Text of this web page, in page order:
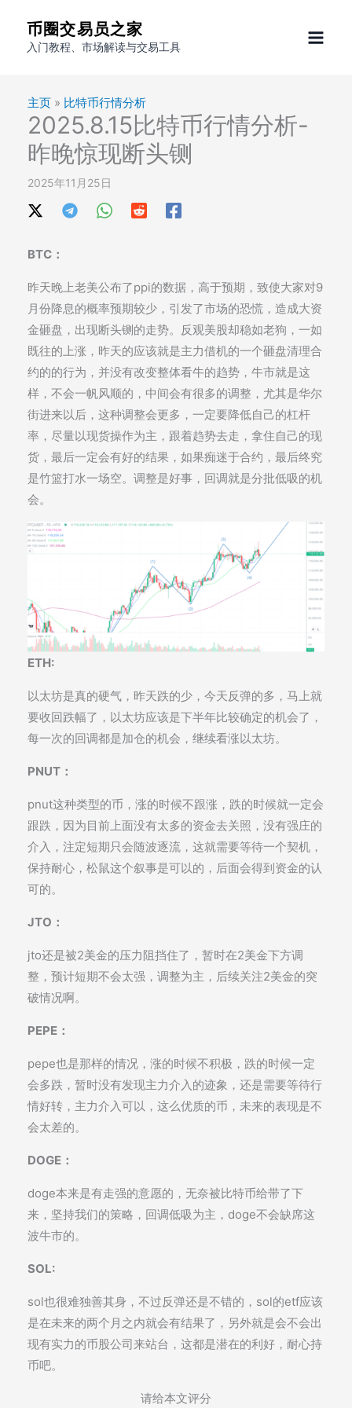
币圈交易员之家
入门教程、市场解读与交易工具
主页 » 比特币行情分析
2025.8.15比特币行情分析-
昨晚惊现断头铡
2025年11月25日
BTC：
昨天晚上老美公布了ppi的数据，高于预期，致使大家对9
月份降息的概率预期较少，引发了市场的恐慌，造成大资
金砸盘，出现断头铡的走势。反观美股却稳如老狗，一如
既往的上涨，昨天的应该就是主力借机的一个砸盘清理合
约的的行为，并没有改变整体看牛的趋势，牛市就是这
样，不会一帆风顺的，中间会有很多的调整，尤其是华尔
街进来以后，这种调整会更多，一定要降低自己的杠杆
率，尽量以现货操作为主，跟着趋势去走，拿住自己的现
货，最后一定会有好的结果，如果痴迷于合约，最后终究
是竹篮打水一场空。调整是好事，回调就是分批低吸的机
会。
ETH:
以太坊是真的硬气，昨天跌的少，今天反弹的多，马上就
要收回跌幅了，以太坊应该是下半年比较确定的机会了，
每一次的回调都是加仓的机会，继续看涨以太坊。
PNUT：
pnut这种类型的币，涨的时候不跟涨，跌的时候就一定会
跟跌，因为目前上面没有太多的资金去关照，没有强庄的
介入，注定短期只会随波逐流，这就需要等待一个契机，
保持耐心，松鼠这个叙事是可以的，后面会得到资金的认
可的。
JTO：
jto还是被2美金的压力阻挡住了，暂时在2美金下方调
整，预计短期不会太强，调整为主，后续关注2美金的突
破情况啊。
PEPE：
pepe也是那样的情况，涨的时候不积极，跌的时候一定
会多跌，暂时没有发现主力介入的迹象，还是需要等待行
情好转，主力介入可以，这么优质的币，未来的表现是不
会太差的。
DOGE：
doge本来是有走强的意愿的，无奈被比特币给带了下
来，坚持我们的策略，回调低吸为主，doge不会缺席这
波牛市的。
SOL:
sol也很难独善其身，不过反弹还是不错的，sol的etf应该
是在未来的两个月之内就会有结果了，另外就是会不会出
现有实力的币股公司来站台，这都是潜在的利好，耐心持
币吧。
请给本文评分